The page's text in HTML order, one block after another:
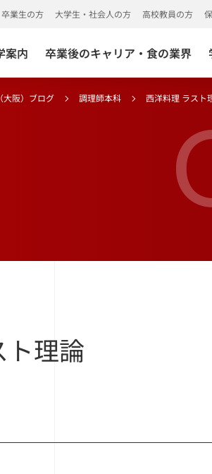
案内 卒業後のキャリア・食の業界
卒業生の方 大学生・社会人の方 高校教員の方
大阪）ブログ 調理師本科 西洋料理 ラスト
ト理論